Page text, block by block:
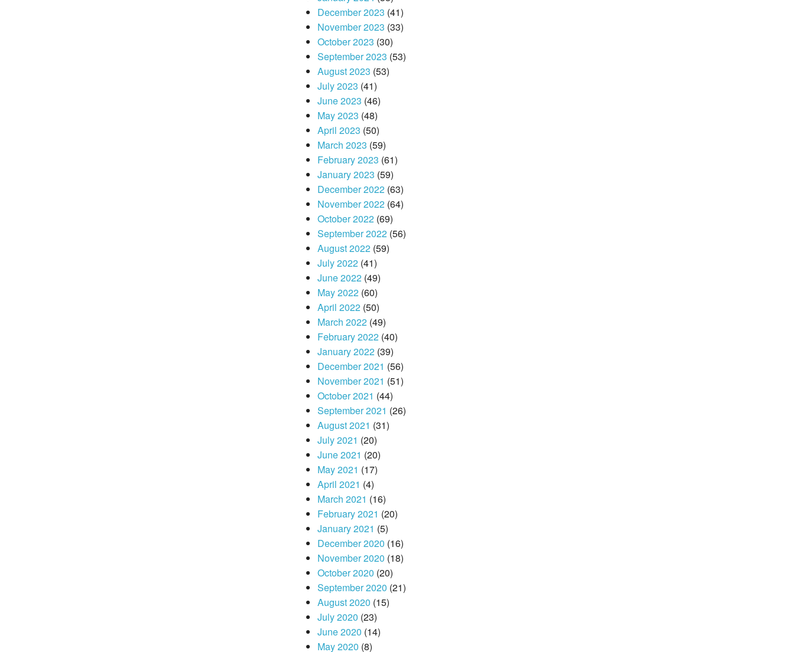
December 2023 (41)
November 2023 (33)
October 2023 (30)
September 2023 (53)
August 2023 (53)
July 2023 (41)
June 2023 (46)
May 2023 (48)
April 2023 (50)
March 2023 (59)
February 2023 (61)
January 2023 (59)
December 2022(63)
November 2022(64)
October 2022(69)
September 2022(56)
August 2022(59)
July 2022(41)
June 2022(49)
May 2022(60)
April 2022(50)
March 2022(49)
February 2022(40)
January 2022(39)
December 2021 (56)
November 2021 (51)
October 2021 (44)
September 2021 (26)
August 2021 (31)
July 2021 (20)
June 2021 (20)
May 2021 (17)
April 2021 (4)
March 2021 (16)
February 2021 (20)
January 2021 (5)
December 2020 (16)
November 2020 (18)
October 2020 (20)
September 2020 (21)
August 2020 (15)
July 2020 (23)
June 2020 (14)
May 2020 (8)